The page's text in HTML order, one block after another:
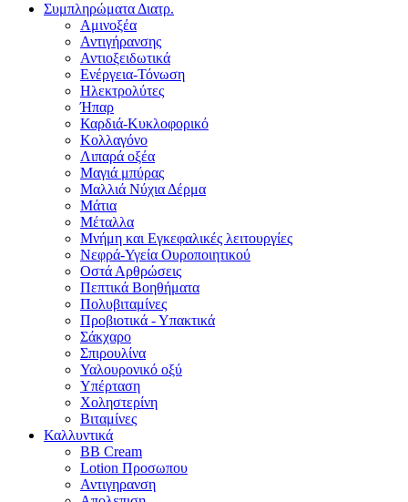
Συμπληρώματα Διατρ.
Αμινοξέα
Αντιγήρανσης
Αντιοξειδωτικά
Ενέργεια-Τόνωση
Ηλεκτρολύτες
Ήπαρ
Καρδιά-Κυκλοφορικό
Κολλαγόνο
Λιπαρά οξέα
Μαγιά μπύρας
Μαλλιά Νύχια Δέρμα
Μάτια
Μέταλλα
Μνήμη και Εγκεφαλικές λειτουργίες
Νεφρά-Υγεία Ουροποιητικού
Οστά Αρθρώσεις
Πεπτικά Βοηθήματα
Πολυβιταμίνες
Προβιοτικά - Υπακτικά
Σάκχαρο
Σπιρουλίνα
Υαλουρονικό οξύ
Υπέρταση
Χοληστερίνη
Βιταμίνες
Καλλυντικά
BB Cream
Lotion Προσωπου
Αντιγηρανση